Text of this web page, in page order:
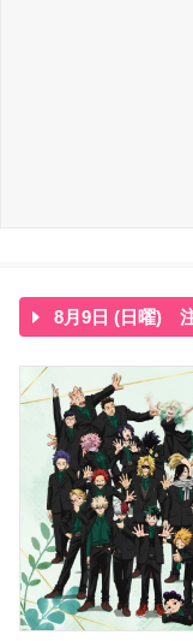
8月9日 (日曜)